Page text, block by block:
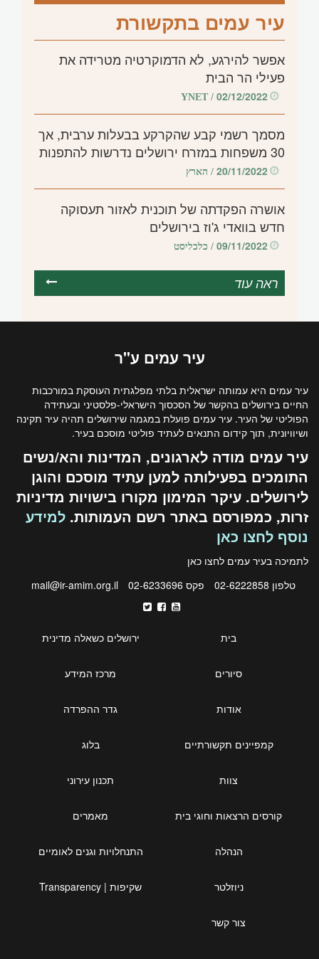
עיר עמים בתקשורת
אפשר להירגע, לא הדמוקרטיה מטרידה את
פעילי הר הבית
02/12/2022
/ YNET
מסמך רשמי קבע שהקרקע בבעלות ערבית, אך
30 משפחות במזרח ירושלים נדרשות להתפנות
20/11/2022/ הארץ
אושרה הפקדתה של תוכנית לאזור תעסוקה
חדש בוואדי ג'וז בירושלים
09/11/2022/ כלכליסט
ראה עוד
עיר עמים ע"ר
עיר עמים היא עמותה ישראלית בלתי מפלגתית העוסקת במורכבות
החיים בירושלים בהקשר של הסכסוך הישראלי-פלסטיני ובעתידה
הפוליטי של העיר. עיר עמים פועלת במגמה שירושלים תהיה עיר תקינה
ושיוויונית, תוך קידום התנאים לעתיד פוליטי מוסכם בעיר.
עיר עמים מודה לארגונים, המדינות והא/נשים
התומכים בפעילותה למען עתיד מוסכם והוגן
לירושלים. עיקר המימון מקורו בישויות מדיניות
זרות, כמפורסם באתר רשם העמותות. למידע
נוסף לחצו כאן
לתמיכה בעיר עמים לחצו כאן
טלפון 02-6222858
פקס 02-6233696 mail@ir-amim.org.il
בית ירושלים כשאלה מדינית
סיורים מרכז המידע
אודות גדר ההפרדה
קמפיינים תקשורתיים בלוג
צוות תכנון עירוני
קורסים הרצאות וחוגי בית מאמרים
הנהלה התנחלויות וגנים לאומיים
ניוזלטר שקיפות | Transparency
צור קשר